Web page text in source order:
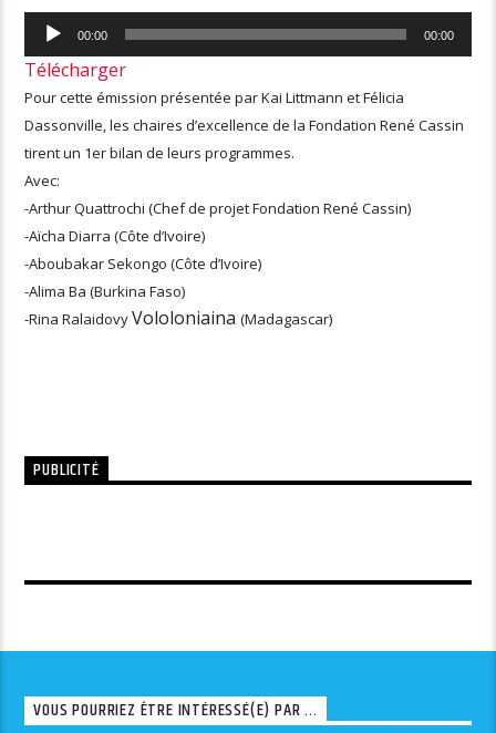
Lecteur
audio
00:00 00:00
Télécharger
Pour cette émission présentée par Kai Littmann et Félicia
Dassonville, les chaires d’excellence de la Fondation René Cassin
tirent un 1er bilan de leurs programmes.
Avec:
-Arthur Quattrochi (Chef deprojet Fondation René Cassin)
-Aïcha Diarra (Côte d’Ivoire)
-Aboubakar Sekongo (Côte d’Ivoire)
-Alima Ba (Burkina Faso)
-Rina RalaidovyVololoniaina(Madagascar)
PUBLICITÉ
VOUS POURRIEZ ÊTRE INTÉRESSÉ(E) PAR ...